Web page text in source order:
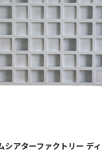
シアターファクトリー デ